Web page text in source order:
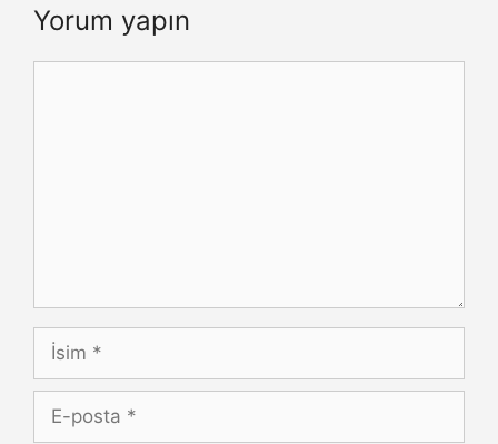
Yorum yapın
İsim
posta